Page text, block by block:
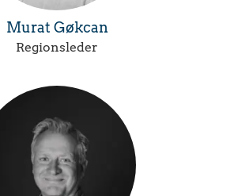
Murat Gøkcan
Regionsleder